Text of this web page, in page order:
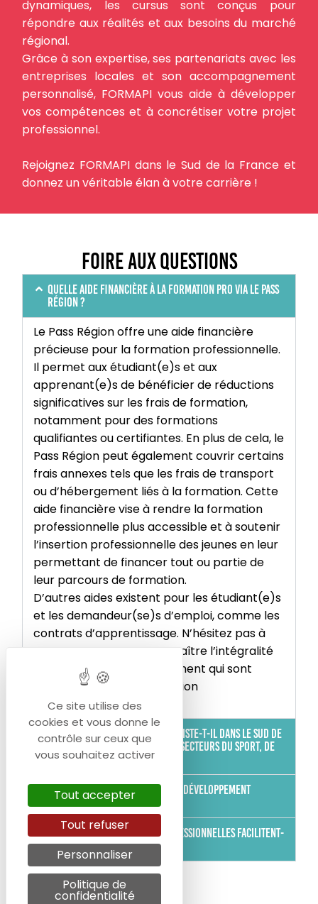
dynamiques, les cursus sont conçus pour
répondre aux réalités et aux besoins du marché
régional.
Grâce à son expertise, ses partenariats avec les
entreprises locales et son accompagnement
personnalisé, FORMAPI vous aide à développer
vos compétences et à concrétiser votre projet
professionnel.
Rejoignez FORMAPI dans le Sud de la France et
donnez un véritable élan à votre carrière !
foire aux questions
Quelle aide financière à la formation pro via le Pass
Région ?
Le Pass Région offre une aide financière
précieuse pour la formation professionnelle.
Il permet aux étudiant(e)s et aux
apprenant(e)s de bénéficier de réductions
significatives sur les frais de formation,
notamment pour des formations
qualifiantes ou certifiantes. En plus de cela, le
Pass Région peut également couvrir certains
frais annexes tels que les frais de transport
ou d’hébergement liés à la formation. Cette
aide financière vise à rendre la formation
professionnelle plus accessible et à soutenir
l’insertion professionnelle des jeunes en leur
permettant de financer tout ou partie de
leur parcours de formation.
D’autres aides existent pour les étudiant(e)s
et les demandeur(se)s d’emploi, comme les
contrats d’apprentissage. N’hésitez pas à
nous contacter pour connaître l’intégralité
des méthodes de financement qui sont
possibles pour votre situation
professionnelle.
Quels centres de formation existe-t-il dans le sud de
la France spécialisés dans les secteurs du sport, de
l'animation et du tourisme ?
Quels sont les acteurs clés du développement
professionnel dans le sud ?
Comment les formations professionnelles facilitent-
elles le recrutement ?
Ce site utilise des
cookies et vous donne le
contrôle sur ceux que
vous souhaitez activer
Tout accepter
Tout refuser
Personnaliser
Politique de
confidentialité